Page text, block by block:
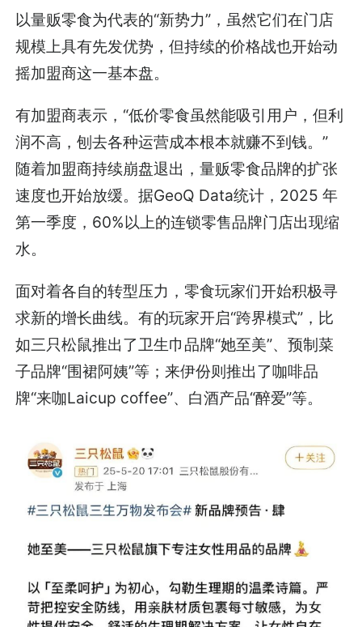
以量贩零食为代表的“新势力”，虽然它们在门店
规模上具有先发优势，但持续的价格战也开始动
摇加盟商这一基本盘。
有加盟商表示，“低价零食虽然能吸引用户，但利
润不高，刨去各种运营成本根本就赚不到钱。”
随着加盟商持续崩盘退出，量贩零食品牌的扩张
速度也开始放缓。据GeoQ Data统计，2025 年
第一季度，60%以上的连锁零售品牌门店出现缩
水。
面对着各自的转型压力，零食玩家们开始积极寻
求新的增长曲线。有的玩家开启“跨界模式”，比
如三只松鼠推出了卫生巾品牌“她至美”、预制菜
子品牌“围裙阿姨”等；来伊份则推出了咖啡品
牌“来咖Laicup coffee”、白酒产品“醉爱”等。